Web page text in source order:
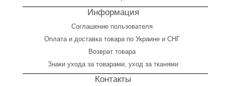
Информация
Соглашение пользователя
Оплата и доставка товара по Украине и СНГ
Возврат товара
Знаки ухода за товарами, уход за тканями
Контакты